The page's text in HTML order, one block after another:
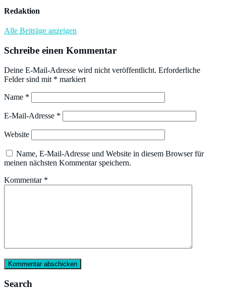
Redaktion
Alle Beiträge anzeigen
Schreibe einen Kommentar
Deine E-Mail-Adresse wird nicht veröffentlicht. Erforderliche
Felder sind mit * markiert
Name *
E-Mail-Adresse *
Website
Name, E-Mail-Adresse und Website in diesem Browser für
meinen nächsten Kommentar speichern.
Kommentar *
Search